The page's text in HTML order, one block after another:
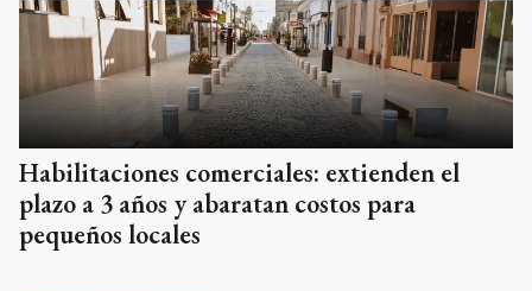
Habilitaciones comerciales: extienden el
plazo a 3 años y abaratan costos para
pequeños locales